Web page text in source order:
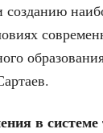
в системе